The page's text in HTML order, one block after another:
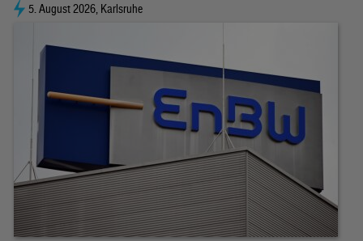
5. August 2026, Karlsruhe